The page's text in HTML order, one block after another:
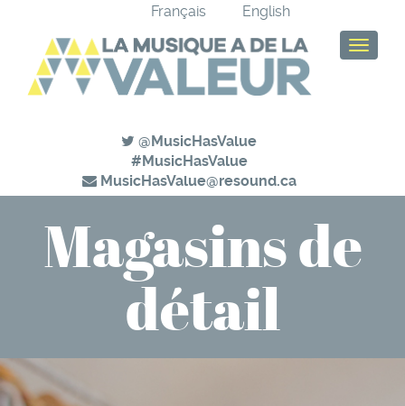
Français English
T
g
a
@MusicHasValue
#MusicHasValue
MusicHasValue@resound.ca
Magasins de
détail